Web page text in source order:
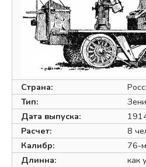
Страна:
Тип:
Дата выпуска:
Расчет:
8
Калибр:
76-
Длинна:
как